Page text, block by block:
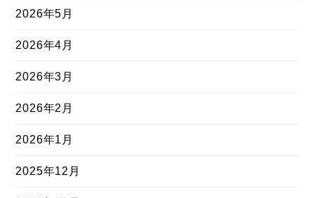
2026年5月
2026年4月
2026年3月
2026年2月
2026年1月
2025年12月